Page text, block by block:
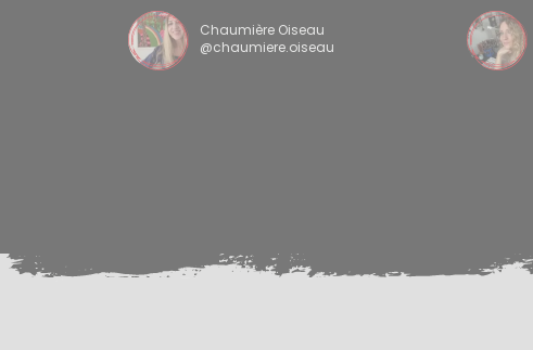
Chaumière Oiseau
@chaumiere.oiseau